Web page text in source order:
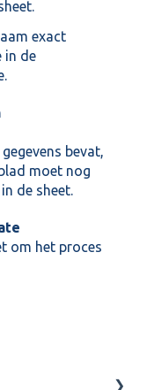
exact
in de
bevat,
moet nog
de sheet.
om het proces